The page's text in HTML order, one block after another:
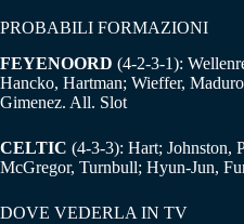
PROBABILI FORMAZIONI
FEYENOORD (4-2-3-1):
Hancko, Hartman; Wieffer,
Gimenez. All. Slot
CELTIC (4-3-3): Hart; Johnston,
McGregor, Turnbull; Hyun-Jun,
DOVE VEDERLA IN TV